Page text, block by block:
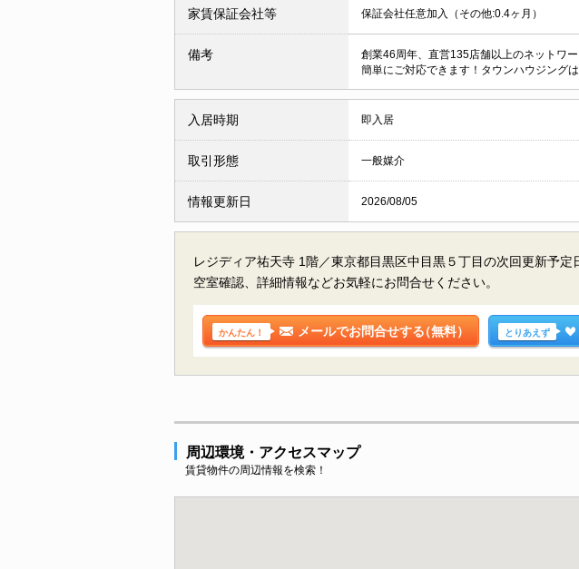
家賃保証会社等 保証会社任意加入（その他:0.4ヶ月）
備考
創業46周年、直営135店舗以上のネットワ
簡単にご対応できます！タウンハウジング
入居時期 即入居
取引形態 一般媒介
情報更新日 2026/08/05
レジディア祐天寺 1階／東京都目黒区中目黒５丁目の次回更新予定
空室確認、詳細情報などお気軽にお問合せください。
かんたん！ メールでお問合せする（無料） とりあえず
周辺環境・アクセスマップ
賃貸物件の周辺情報を検索！